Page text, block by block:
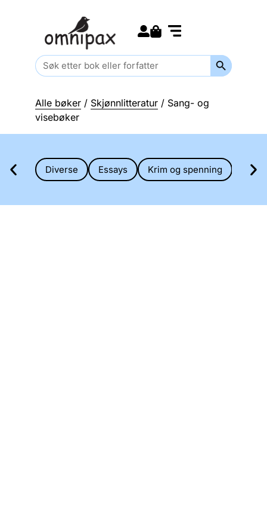
Search
for:
Search
Alle bøker / Skjønnlitteratur / Sang- og
visebøker
Diverse Essays Krim og spenning